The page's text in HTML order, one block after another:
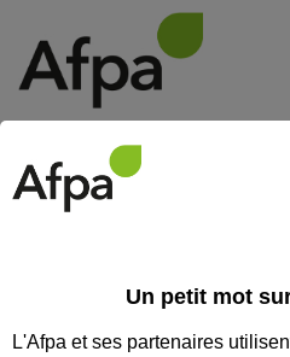
Un petit mot
L'Afpa et ses partenaires